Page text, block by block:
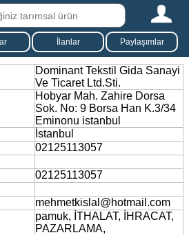
İlanlar Paylaşımlar
Dominant Tekstil Gida Sanayi
Ve Ticaret Ltd.Sti.
Hobyar Mah. Zahire Dorsa
Sok. No: 9 Borsa Han K.3/34
Eminonu istanbul
İstanbul
02125113057
02125113057
mehmetkislal@hotmail.com
pamuk, İTHALAT, İHRACAT,
PAZARLAMA,